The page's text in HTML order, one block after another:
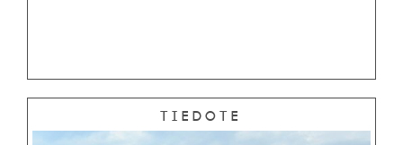
Tiedote